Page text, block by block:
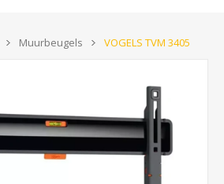
Muurbeugels VOGELS TVM 3405